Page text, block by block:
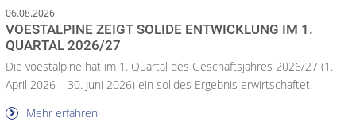
06.08.2026
VOESTALPINE ZEIGT SOLIDE ENTWICKLUNG IM 1.
QUARTAL 2026/27
Die voestalpine hat im 1. Quartal des Geschäftsjahres 2026/27 (1.
April 2026 – 30. Juni 2026) ein solides Ergebnis erwirtschaftet.
Mehr erfahren